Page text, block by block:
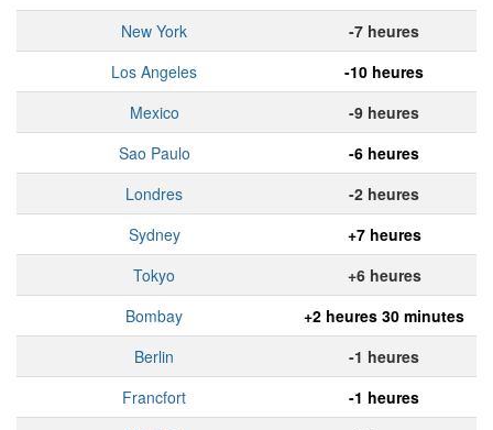
New York
-7 heures
Los Angeles
-10 heures
Mexico
-9 heures
Sao Paulo
-6 heures
Londres
-2 heures
Sydney
+7 heures
Tokyo
+6 heures
Bombay
+2 heures 30 minutes
Berlin
-1 heures
Francfort
-1 heures